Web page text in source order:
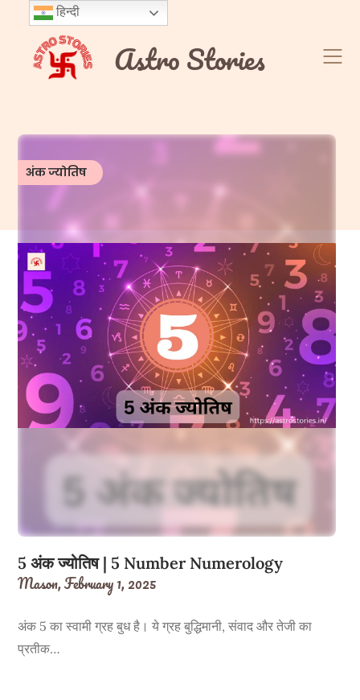
content
Astro Stories
अंक ज्योतिष
5 अंक ज्योतिष | 5 Number Numerology
Mason,February 1, 2025
अंक 5 का स्वामी ग्रह बुध है। ये ग्रह बुद्धिमानी, संवाद और तेजी का
प्रतीक…
हिन्दी